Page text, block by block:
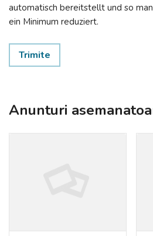
automatisch bereitstellt und so
ein Minimum reduziert.
Trimite
Anunturi